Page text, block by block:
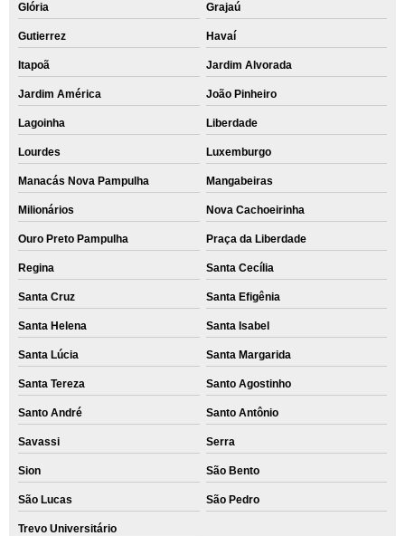
Glória Grajaú
Gutierrez Havaí
Itapoã Jardim Alvorada
Jardim América João Pinheiro
Lagoinha Liberdade
Lourdes Luxemburgo
Manacás Nova Pampulha Mangabeiras
Milionários Nova Cachoeirinha
Ouro Preto Pampulha Praça da Liberdade
Regina Santa Cecília
Santa Cruz Santa Efigênia
Santa Helena Santa Isabel
Santa Lúcia Santa Margarida
Santa Tereza Santo Agostinho
Santo André Santo Antônio
Savassi Serra
Sion São Bento
São Lucas São Pedro
Trevo Universitário